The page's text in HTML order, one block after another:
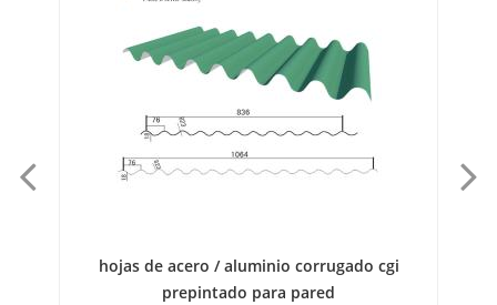
hojas de acero / aluminio corrugado cgi
prepintado para pared